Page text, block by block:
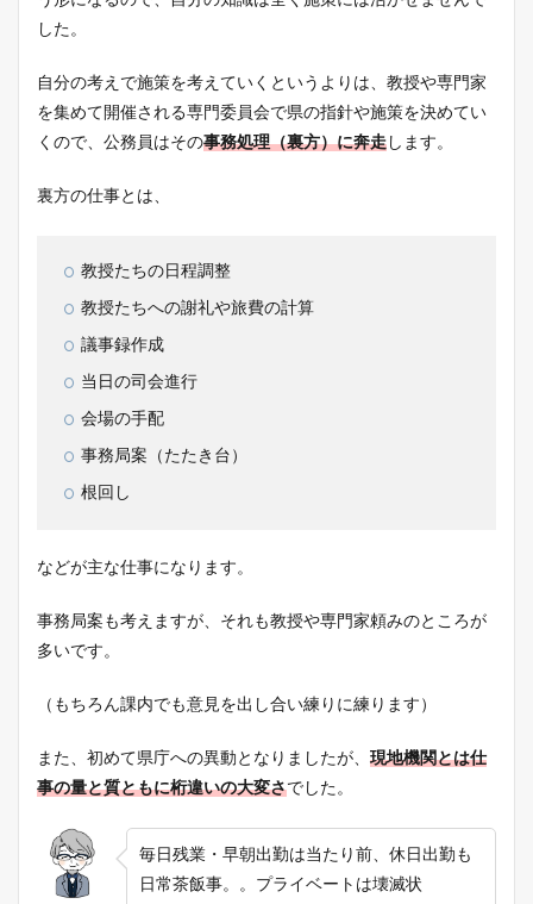
した。
自分の考えで施策を考えていくというよりは、教授や専門家
を集めて開催される専門委員会で県の指針や施策を決めてい
くので、公務員はその事務処理（裏方）に奔走 します。
裏方の仕事とは、
教授たちの日程調整
教授たちへの謝礼や旅費の計算
議事録作成
当日の司会進行
会場の手配
事務局案（たたき台）
根回し
などが主な仕事になります。
事務局案も考えますが、それも教授や専門家頼みのところが
多いです。
（もちろん課内でも意見を出し合い練りに練ります）
また、初めて県庁への異動となりましたが、 現地機関とは仕
事の量と質ともに桁違いの大変さでした。
毎日残業・早朝出勤は当たり前、休日出勤も
日常茶飯事。。プライベートは壊滅状